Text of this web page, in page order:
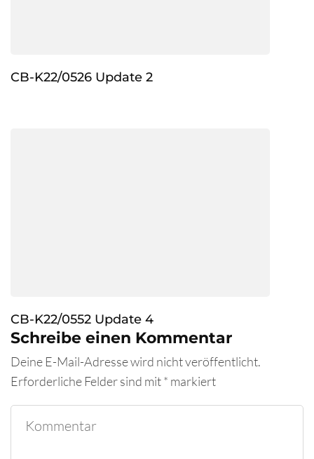
CB-K22/0526 Update 2
CB-K22/0552 Update 4
Schreibe einen Kommentar
Deine E-Mail-Adresse wird nicht veröffentlicht.
Erforderliche Felder sind mit* markiert